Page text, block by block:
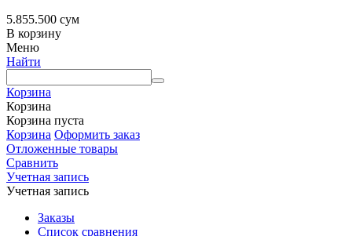
5.855.500 сум
В корзину
Меню
Найти
Корзина
Корзина
Корзина пуста
Корзина Оформить заказ
Отложенные товары
Сравнить
Учетная запись
Учетная запись
Заказы
Список сравнения